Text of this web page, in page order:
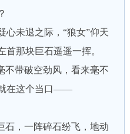
未退之际，“狼女”仰天
首那块巨石遥遥一挥。
带破空劲风，看来毫不
在这个当口——
，一阵碎石纷飞，地动